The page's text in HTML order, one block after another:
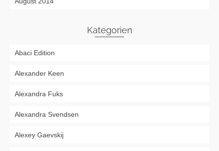
Kategorien
Abaci Edition
Alexander Keen
Alexandra Fuks
Alexandra Svendsen
Alexey Gaevskij